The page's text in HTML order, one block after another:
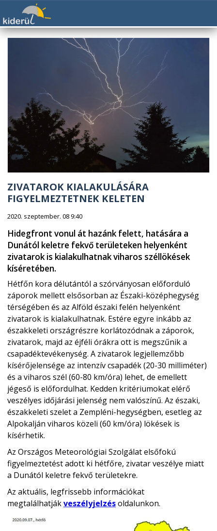
ZIVATAROK KIALAKULÁSÁRA
FIGYELMEZTETNEK KELETEN
2020. szeptember. 08 9:40
Hidegfront vonul át hazánk felett, hatására a
Dunától keletre fekvő területeken helyenként
zivatarok is kialakulhatnak viharos széllökések
kíséretében.
Hétfőn kora délutántól a szórványosan előforduló
záporok mellett elsősorban az Északi-középhegység
térségében és az Alföld északi felén helyenként
zivatarok is kialakulhatnak. Estére egyre inkább az
északkeleti országrészre korlátozódnak a záporok,
zivatarok, majd az éjféli órákra ott is megszűnik a
csapadéktevékenység. A zivatarok legjellemzőbb
kísérőjelensége az intenzív csapadék (20-30 milliméter)
és a viharos szél (60-80 km/óra) lehet, de emellett
jégeső is előfordulhat. Kedden kritériumokat elérő
veszélyes időjárási jelenség nem valószínű. Az északi,
északkeleti szelet a Zempléni-hegységben, esetleg az
Alpokalján viharos közeli (60 km/óra) lökések is
kísérhetik.
Az Országos Meteorológiai Szolgálat elsőfokú
figyelmeztetést adott ki hétfőre, zivatar veszélye miatt
a Dunától keletre fekvő területekre.
Az aktuális, legfrissebb információkat
megtalálhatjákveszélyjelzésoldalunkon.